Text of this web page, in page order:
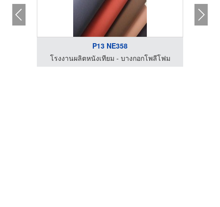
P13 NE358
โรงงานผลิตหนังเทียม - บางกอกโพลีโฟม